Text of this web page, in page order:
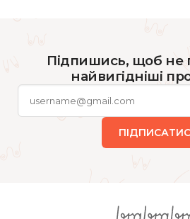
Підпишись, щоб не
найвигідніші